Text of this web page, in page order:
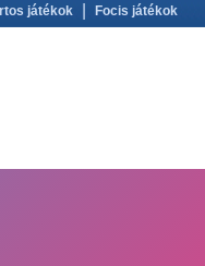
játékok Focis játékok